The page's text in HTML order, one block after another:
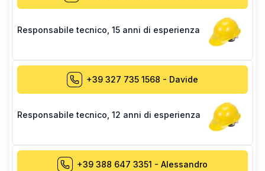
Responsabile tecnico 15 anni di esperienza
+39 327 735 1568 - Davide
Responsabile tecnico 12 anni di esperienza
+39 388 647 3351 - Alessandro